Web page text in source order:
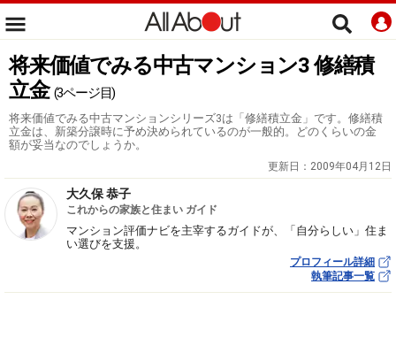
将来価値でみる中古マンション3 修繕積
立金 (3ページ目)
将来価値でみる中古マンションシリーズ3は「修繕積立金」です。修繕積
立金は、新築分譲時に予め決められているのが一般的。どのくらいの金
額が妥当なのでしょうか。
更新日： 2009年04月12日
大久保 恭子
これからの家族と住まい ガイド
マンション評価ナビを主宰するガイドが、「自分らしい」住ま
い選びを支援。
プロフィール詳細
執筆記事一覧